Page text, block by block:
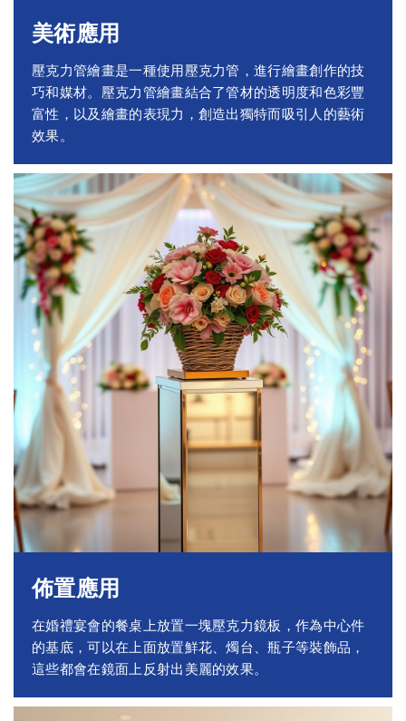
美術應用
壓克力管繪畫是一種使用壓克力管，進行繪畫創作的技
巧和媒材。壓克力管繪畫結合了管材的透明度和色彩豐
富性，以及繪畫的表現力，創造出獨特而吸引人的藝術
效果。
佈置應用
在婚禮宴會的餐桌上放置一塊壓克力鏡板，作為中心件
的基底，可以在上面放置鮮花、燭台、瓶子等裝飾品，
這些都會在鏡面上反射出美麗的效果。